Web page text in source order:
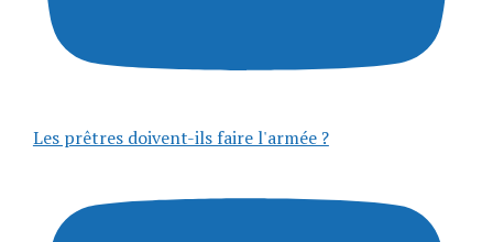
Les prêtres doivent-ils faire l'armée ?